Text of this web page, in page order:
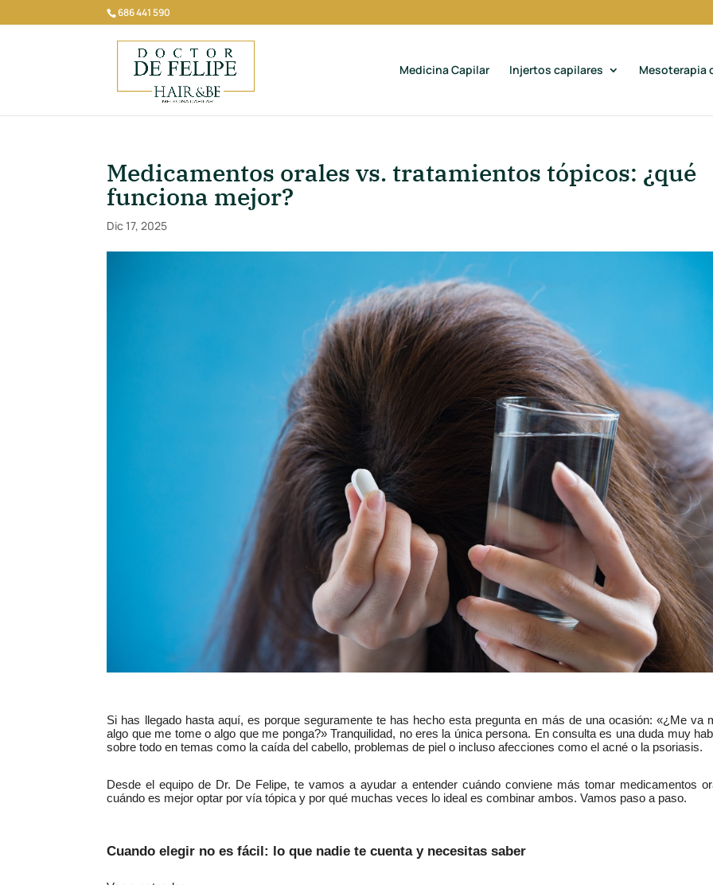
686 441 590
Medicina Capilar Injertos capilares Mesoterapia
Medicamentos orales vs. tratamientos tópicos: ¿qué
funciona mejor?
Dic 17, 2025
Si has llegado hasta aquí, es porque seguramente te has hecho esta pregunta en más de una ocasión: «¿Me va
algo que me tome o algo que me ponga?» Tranquilidad, no eres la única persona. En consulta es una duda muy
sobre todo en temas como la caída del cabello, problemas de piel o incluso afecciones como el acné o la psoriasis.
Desde el equipo de Dr. De Felipe, te vamos a ayudar a entender cuándo conviene más tomar medicamentos
cuándo es mejor optar por vía tópica y por qué muchas veces lo ideal es combinar ambos. Vamos paso a paso.
Cuando elegir no es fácil: lo que nadie te cuenta y necesitas saber